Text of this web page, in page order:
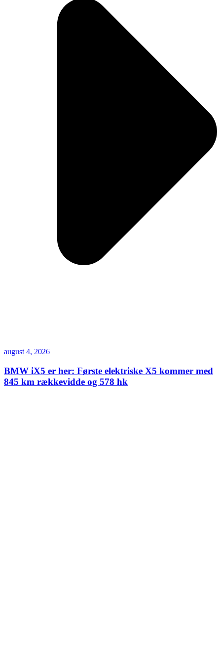
august 4, 2026
BMW iX5 er her: Første elektriske X5 kommer med
845 km rækkevidde og 578 hk